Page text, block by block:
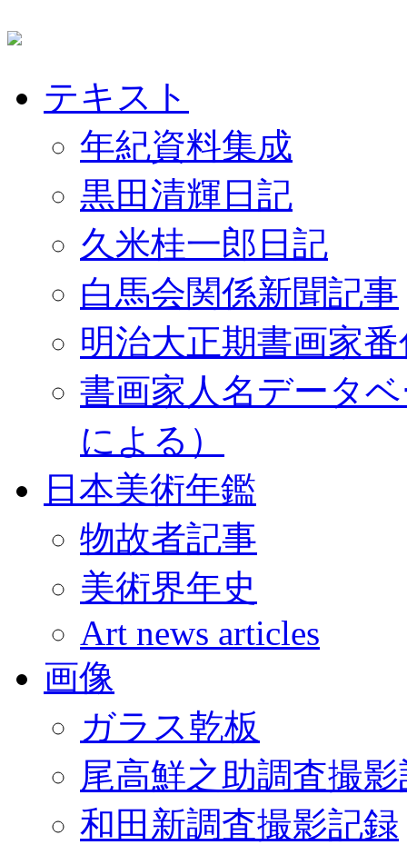
テキスト
年紀資料集成
黒田清輝日記
久米桂一郎日記
白馬会関係新聞記事
明治大正期書画家
書画家人名データ
による）
日本美術年鑑
物故者記事
美術界年史
Art news articles
画像
ガラス乾板
尾高鮮之助調査撮
和田新調査撮影記録